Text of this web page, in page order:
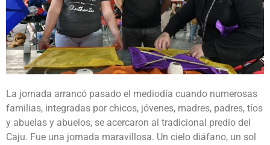
La jornada arrancó pasado el mediodía cuando numerosas
familias, integradas por chicos, jóvenes, madres, padres, tíos
y abuelas y abuelos, se acercaron al tradicional predio del
Caju. Fue una jornada maravillosa. Un cielo diáfano, un sol